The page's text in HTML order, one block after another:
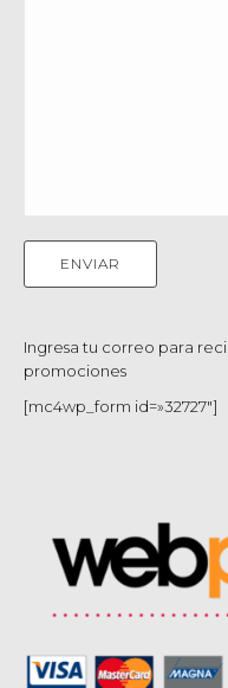
Ingresa tu correo para
promociones
[mc4wp_form id=»32727″]